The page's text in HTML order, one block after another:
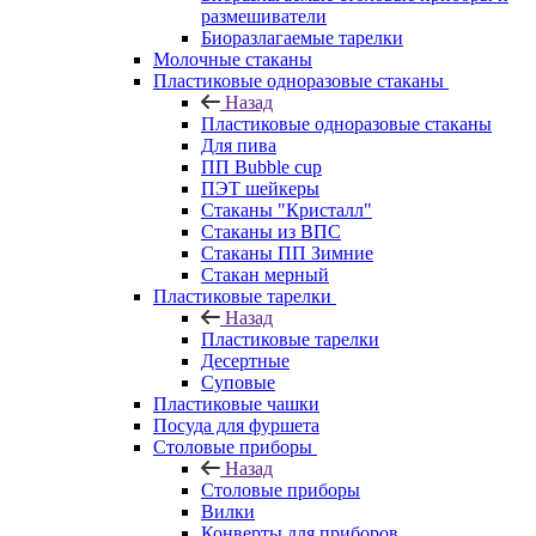
размешиватели
Биоразлагаемые тарелки
Молочные стаканы
Пластиковые одноразовые стаканы
Назад
Пластиковые одноразовые стаканы
Для пива
ПП Bubble cup
ПЭТ шейкеры
Стаканы "Кристалл"
Стаканы из ВПС
Стаканы ПП Зимние
Стакан мерный
Пластиковые тарелки
Назад
Пластиковые тарелки
Десертные
Суповые
Пластиковые чашки
Посуда для фуршета
Столовые приборы
Назад
Столовые приборы
Вилки